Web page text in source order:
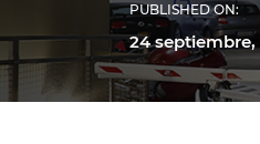
PUBLISHED ON:
24 septiembre,